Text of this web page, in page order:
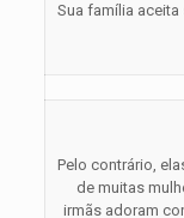
Sua família
Pelo contrário,
de muitas
irmãs adoram